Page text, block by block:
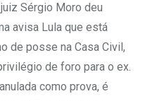
Sérgio Moro deu
avisa Lula que está
de posse na Casa Civil,
de foro para o ex.
como prova, é